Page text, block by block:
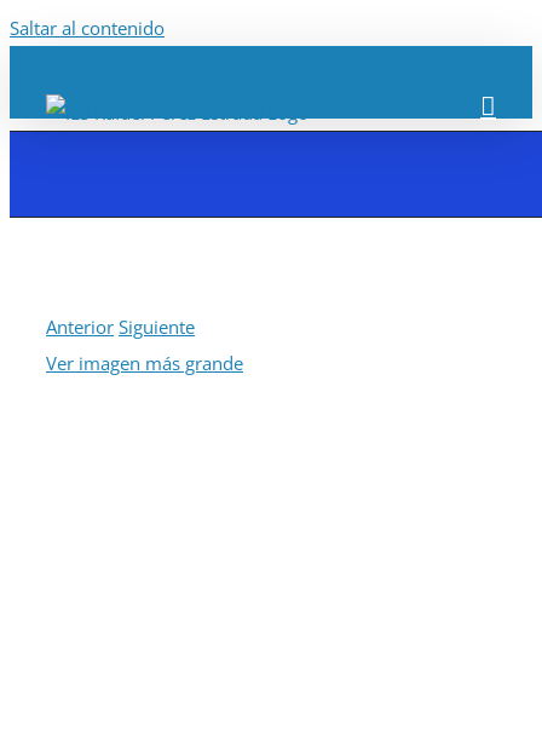
Saltar al contenido
Anterior Siguiente
Ver imagen más grande